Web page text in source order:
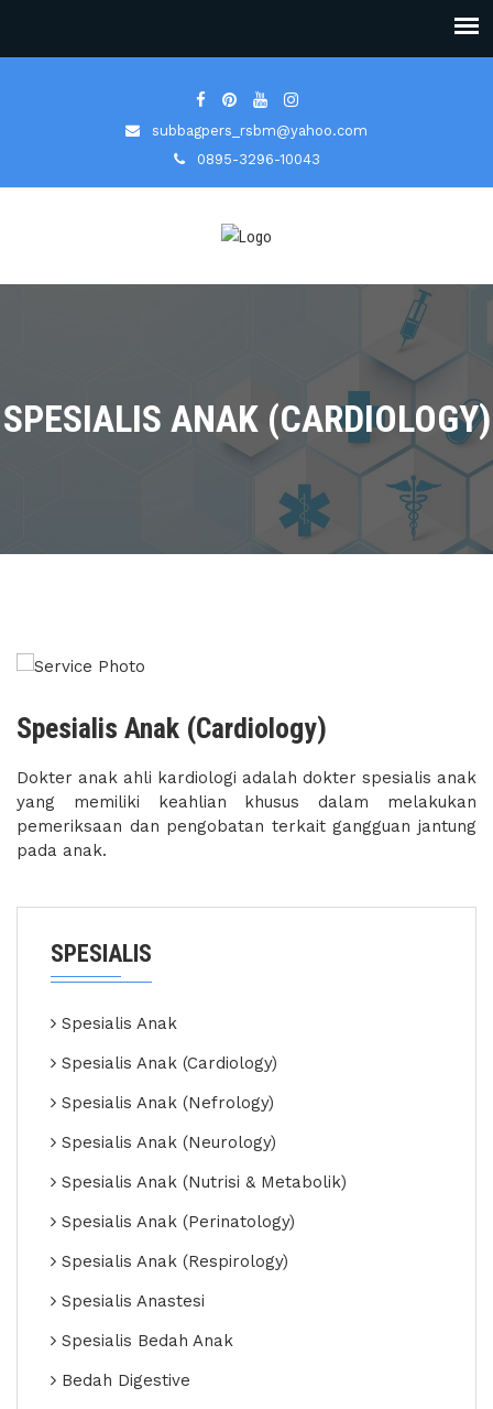
subbagpers_rsbm@yahoo.com
0895-3296-10043
SPESIALIS ANAK (CARDIOLOGY)
Spesialis Anak (Cardiology)
Dokter anak ahli kardiologi adalah dokter spesialis anak
yang memiliki keahlian khusus dalam melakukan
pemeriksaan dan pengobatan terkait gangguan jantung
pada anak.
SPESIALIS
Spesialis Anak
Spesialis Anak (Cardiology)
Spesialis Anak (Nefrology)
Spesialis Anak (Neurology)
Spesialis Anak (Nutrisi & Metabolik)
Spesialis Anak (Perinatology)
Spesialis Anak (Respirology)
Spesialis Anastesi
Spesialis Bedah Anak
Bedah Digestive